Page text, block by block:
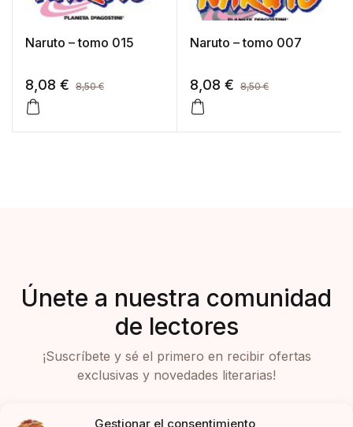
Gestionar el consentimiento
Naruto – tomo 015
8,08 € 8,50€
Naruto – tomo 007
8,08 € 8,50€
Únete a nuestra comunidad
de lectores
¡Suscríbete y sé el primero en recibir ofertas
exclusivas y novedades literarias!